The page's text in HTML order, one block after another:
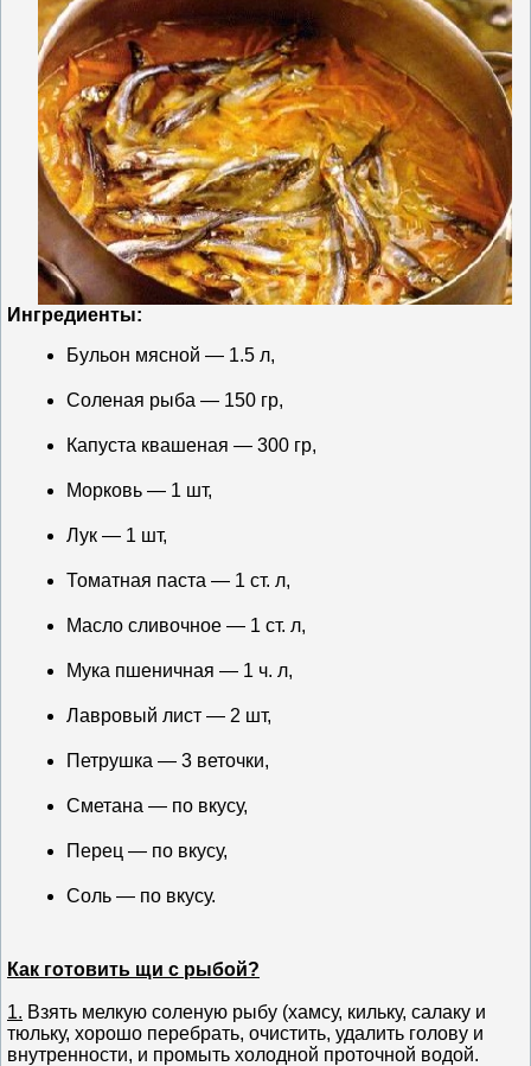
Ингредиенты:
Бульон мясной — 1.5 л,
Соленая рыба — 150 гр,
Капуста квашеная — 300 гр,
Морковь — 1 шт,
Лук — 1 шт,
Томатная паста — 1 ст. л,
Масло сливочное — 1 ст. л,
Мука пшеничная — 1 ч. л,
Лавровый лист — 2 шт,
Петрушка — 3 веточки,
Сметана — по вкусу,
Перец — по вкусу,
Соль — по вкусу.
Как готовить щи с рыбой?
1. Взять мелкую соленую рыбу (хамсу, кильку, салаку и
тюльку, хорошо перебрать, очистить, удалить голову и
внутренности, и промыть холодной проточной водой.